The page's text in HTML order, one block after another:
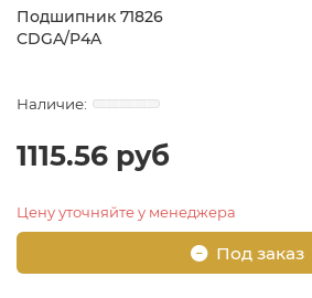
Подшипник 71826
CDGA/P4A
1115.56 руб
Цену уточняйте у менеджера
Под заказ